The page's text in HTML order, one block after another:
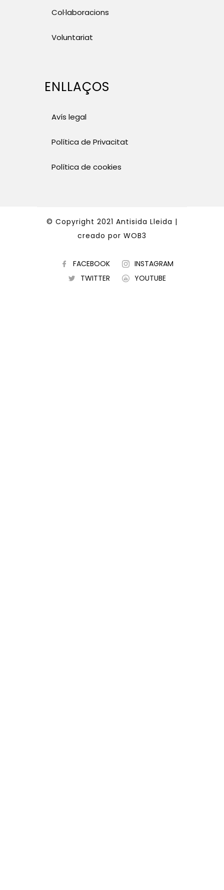
Col·laboracions
Voluntariat
ENLLAÇOS
Avís legal
Política de Privacitat
Política de cookies
© Copyright 2021 Antisida Lleida |
creado por WOB3
FACEBOOK
INSTAGRAM
TWITTER
YOUTUBE